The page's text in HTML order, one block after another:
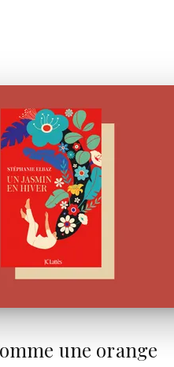
une orange